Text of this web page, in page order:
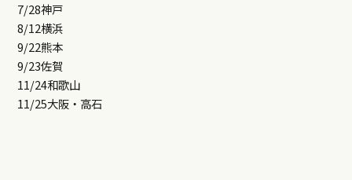
7/28神戸
8/12横浜
9/22熊本
9/23佐賀
11/24和歌山
11/25大阪・高石